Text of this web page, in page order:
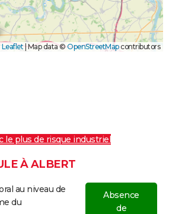
Leaflet|Map data ©OpenStreetMapcontributors
le plus de risque industriel
À ALBERT
au niveau de
du
Absence
de